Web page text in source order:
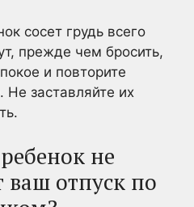
сосет грудь всего
прежде чем бросить,
и повторите
Не заставляйте их
не
ваш отпуск по